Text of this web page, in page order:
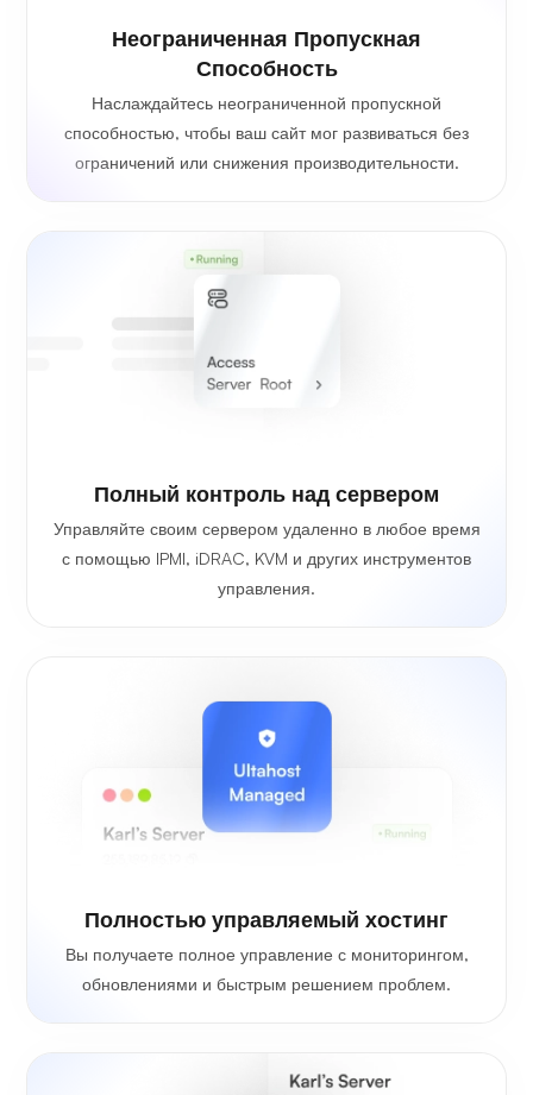
Неограниченная Пропускная
Способность
Наслаждайтесь неограниченной пропускной
способностью, чтобы ваш сайт мог развиваться без
ограничений или снижения производительности.
Полный контроль над сервером
Управляйте своим сервером удаленно в любое время
с помощью IPMI, iDRAC, KVM и других инструментов
управления.
Полностью управляемый хостинг
Вы получаете полное управление с мониторингом,
обновлениями и быстрым решением проблем.